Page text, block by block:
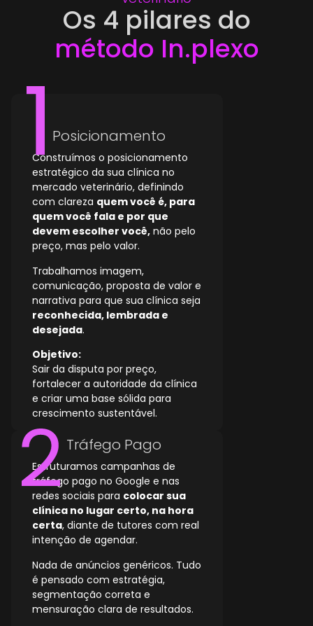
Os 4 pilares do
método In.plexo
Posicionamento
Construímos o posicionamento
estratégico da sua clínica no
mercado veterinário, definindo
com clareza quem você é, para
quem você fala e por que
devem escolher você, não pelo
preço, mas pelo valor.
Trabalhamos imagem,
comunicação, proposta de valor e
narrativa para que sua clínica seja
reconhecida, lembrada e
desejada.
Objetivo:
Sair da disputa por preço,
fortalecer a autoridade da clínica
e criar uma base sólida para
crescimento sustentável.
Tráfego Pago
Estruturamos campanhas de
tráfego pago no Google e nas
redes sociais para colocar sua
clínica no lugar certo, na hora
certa, diante de tutores com real
intenção de agendar.
Nada de anúncios genéricos. Tudo
é pensado com estratégia,
segmentação correta e
mensuração clara de resultados.